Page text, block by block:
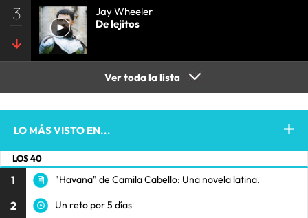
3
Jay Wheeler
De lejitos
Ver toda la lista
LO MÁS VISTO EN...
LOS 40
1 "Havana" de Camila Cabello: Una novela latina.
2 Un reto por 5 días